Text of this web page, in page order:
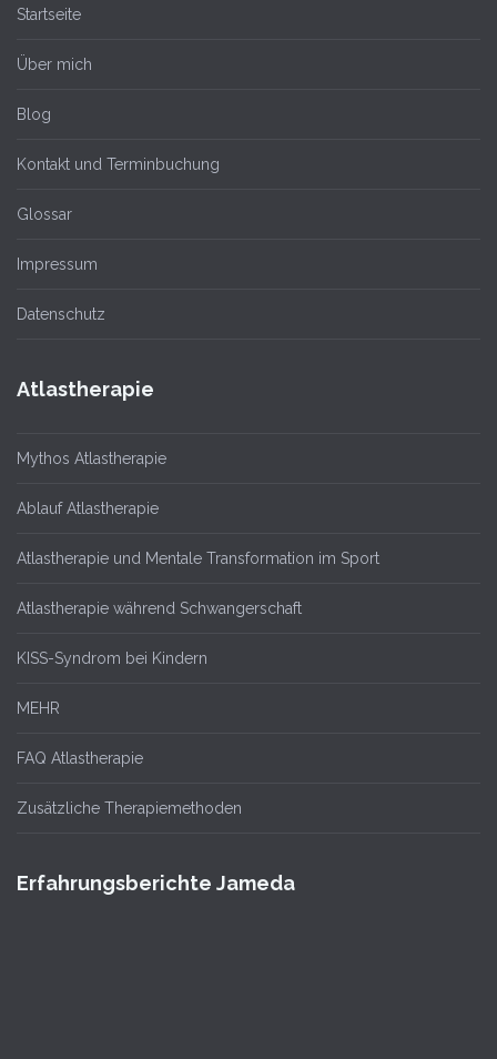
Startseite
Über mich
Blog
Kontakt und Terminbuchung
Glossar
Impressum
Datenschutz
Atlastherapie
Mythos Atlastherapie
Ablauf Atlastherapie
Atlastherapie und Mentale Transformation im Sport
Atlastherapie während Schwangerschaft
KISS-Syndrom bei Kindern
MEHR
FAQ Atlastherapie
Zusätzliche Therapiemethoden
Erfahrungsberichte Jameda